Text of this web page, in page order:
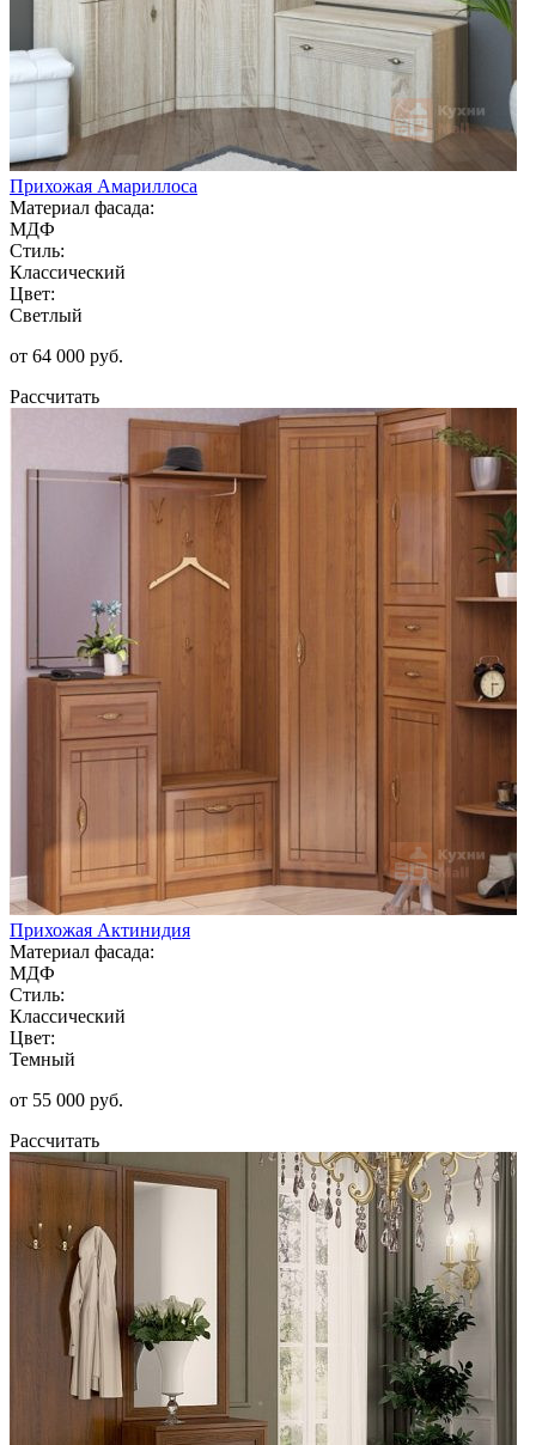
Прихожая Амариллоса
Материал фасада:
МДФ
Стиль:
Классический
Цвет:
Светлый
от 64 000 руб.
Рассчитать
Прихожая Актинидия
Материал фасада:
МДФ
Стиль:
Классический
Цвет:
Темный
от 55 000 руб.
Рассчитать